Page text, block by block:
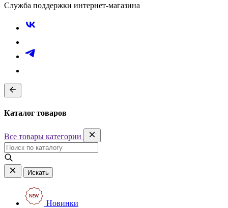
Служба поддержки интернет-магазина
Каталог товаров
Все товары категории
Искать
Новинки